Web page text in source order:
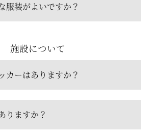
服装がよいですか？
施設について
カーはありますか？
りますか？